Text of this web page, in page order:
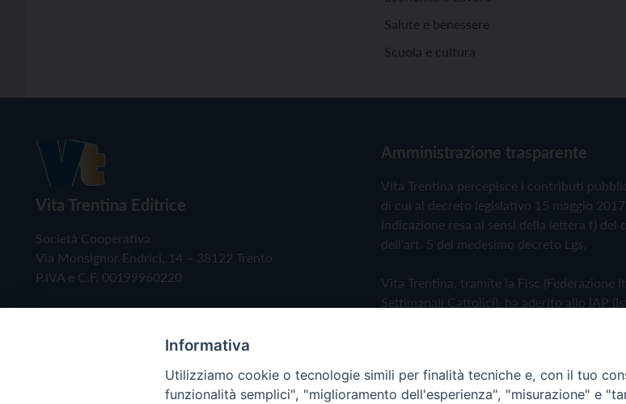
Salute e benessere
Scuola e cultura
Vita Trentina Editrice
Società Cooperativa
Via Monsignor Endrici, 14 – 38122 Trento
P.IVA e C.F. 00199960220
Amministrazione trasparente
Vita Trentina percepisce i contributi
di cui al decreto legislativo 15 maggio
Indicazione resa ai sensi della lettera f) del
dell'art. 5 del medesimo decreto Lgs.
Vita Trentina, tramite la Fisc (Federazione
Settimanali Cattolici), ha aderito allo IAP
Privacy Policy Cookie Policy
Informativa
Utilizziamo cookie o tecnologie simili per finalità tecniche e, con il tuo
funzionalità semplici", "miglioramento dell'esperienza", "misurazione" e